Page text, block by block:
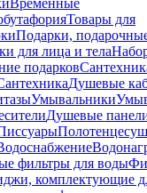
Временные
Товары для
Подарки,
для лица и тела
подарков
Душевые
Умывальники
Душевые
фильтры для воды
комплектующие